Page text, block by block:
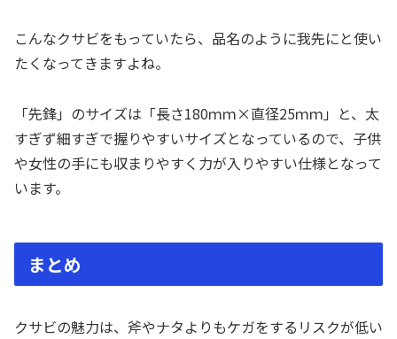
こんなクサビをもっていたら、品名のように我先にと使い
たくなってきますよね。
「先鋒」のサイズは「長さ180ｍｍ×直径25ｍｍ」と、太
すぎず細すぎで握りやすいサイズとなっているので、子供
や女性の手にも収まりやすく力が入りやすい仕様となって
います。
まとめ
クサビの魅力は、斧やナタよりもケガをするリスクが低い